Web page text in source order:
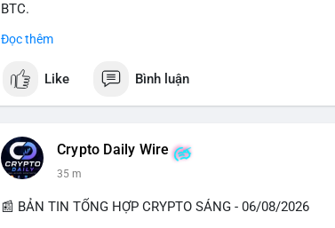
BTC.
#bitcoin
$btc
📰 Nguồn: Cointelegraph
Đọc thêm
Like Bình luận
Crypto Daily Wire
36 m
📰 BẢN TIN TỔNG HỢP CRYPTO SÁNG - 06/08/2026